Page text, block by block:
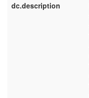
dc.description